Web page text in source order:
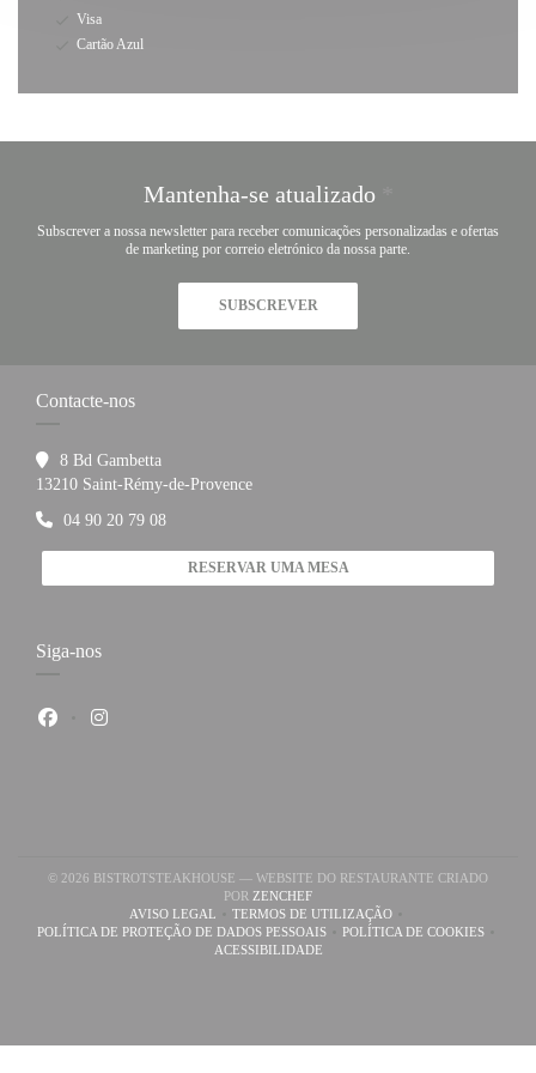
Visa
Cartão Azul
Mantenha-se atualizado
Subscrever a nossa newsletter para receber comunicações personalizadas e ofertas
de marketing por correio eletrónico da nossa parte.
SUBSCREVER
Contacte-nos
8 Bd Gambetta
13210 Saint-Rémy-de-Provence((abre numa nova janela))
04 90 20 79 08
RESERVAR UMA MESA
Siga-nos
Facebook ((abre numa nova janela))
Instagram ((abre numa nova janela))
© 2026 BISTROTSTEAKHOUSE — WEBSITE DO RESTAURANTE CRIADO
POR ZENCHEF((ABRE NUMA NOVA JANELA))
AVISO LEGAL((ABRE NUMA NOVA JANELA))
TERMOS DE UTILIZAÇÃO((ABRE NUMA NOVA JANELA))
POLÍTICA DE PROTEÇÃO DE DADOS PESSOAIS
((ABRE NUMA NOVA JANELA))POLÍTICA DE COOKIES
((ABRE NUMA
ACESSIBILIDADE((ABRE NUMA NOVA JANELA))